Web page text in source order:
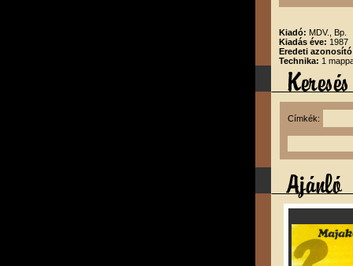
Kiadó: MDV., Bp.
Kiadás éve: 1987
Eredeti
Technika: 1
Címkék: